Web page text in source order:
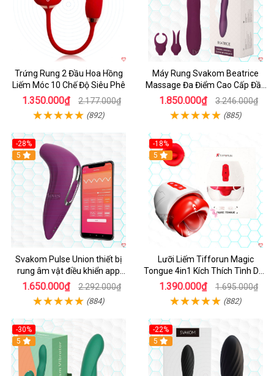
Trứng Rung 2 Đầu Hoa Hồng
Liếm Móc 10 Chế Độ Siêu Phê
1.350.000₫ 2.177.000₫
(892)
Máy Rung Svakom Beatrice
Massage Đa Điểm Cao Cấp Đầy
Đam Mê
1.850.000₫ 3.246.000₫
(885)
-28%
Hot
5
Svakom Pulse Union thiết bị
rung âm vật điều khiển app
mạnh mẽ
1.650.000₫ 2.292.000₫
(884)
-18%
Hot
5
Lưỡi Liếm Tifforun Magic
Tongue 4in1 Kích Thích Tình Dục
Cao Cấp
1.390.000₫ 1.695.000₫
(882)
-30%
Hot
5
-22%
Hot
5